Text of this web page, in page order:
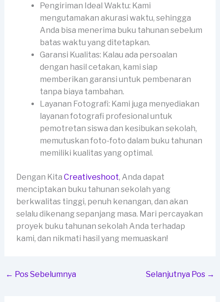
Pengiriman Ideal Waktu: Kami
mengutamakan akurasi waktu, sehingga
Anda bisa menerima buku tahunan sebelum
batas waktu yang ditetapkan.
Garansi Kualitas: Kalau ada persoalan
dengan hasil cetakan, kami siap
memberikan garansi untuk pembenaran
tanpa biaya tambahan.
Layanan Fotografi: Kami juga menyediakan
layanan fotografi profesional untuk
pemotretan siswa dan kesibukan sekolah,
memutuskan foto-foto dalam buku tahunan
memiliki kualitas yang optimal.
Dengan Kita Creativeshoot, Anda dapat
menciptakan buku tahunan sekolah yang
berkwalitas tinggi, penuh kenangan, dan akan
selalu dikenang sepanjang masa. Mari percayakan
proyek buku tahunan sekolah Anda terhadap
kami, dan nikmati hasil yang memuaskan!
← Pos Sebelumnya Selanjutnya Pos →